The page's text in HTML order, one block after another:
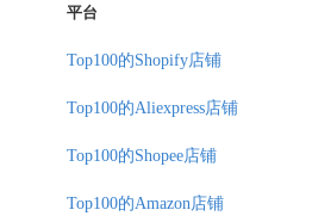
平台
Top100的Shopify店铺
Top100的Aliexpress店铺
Top100的Shopee店铺
Top100的Amazon店铺